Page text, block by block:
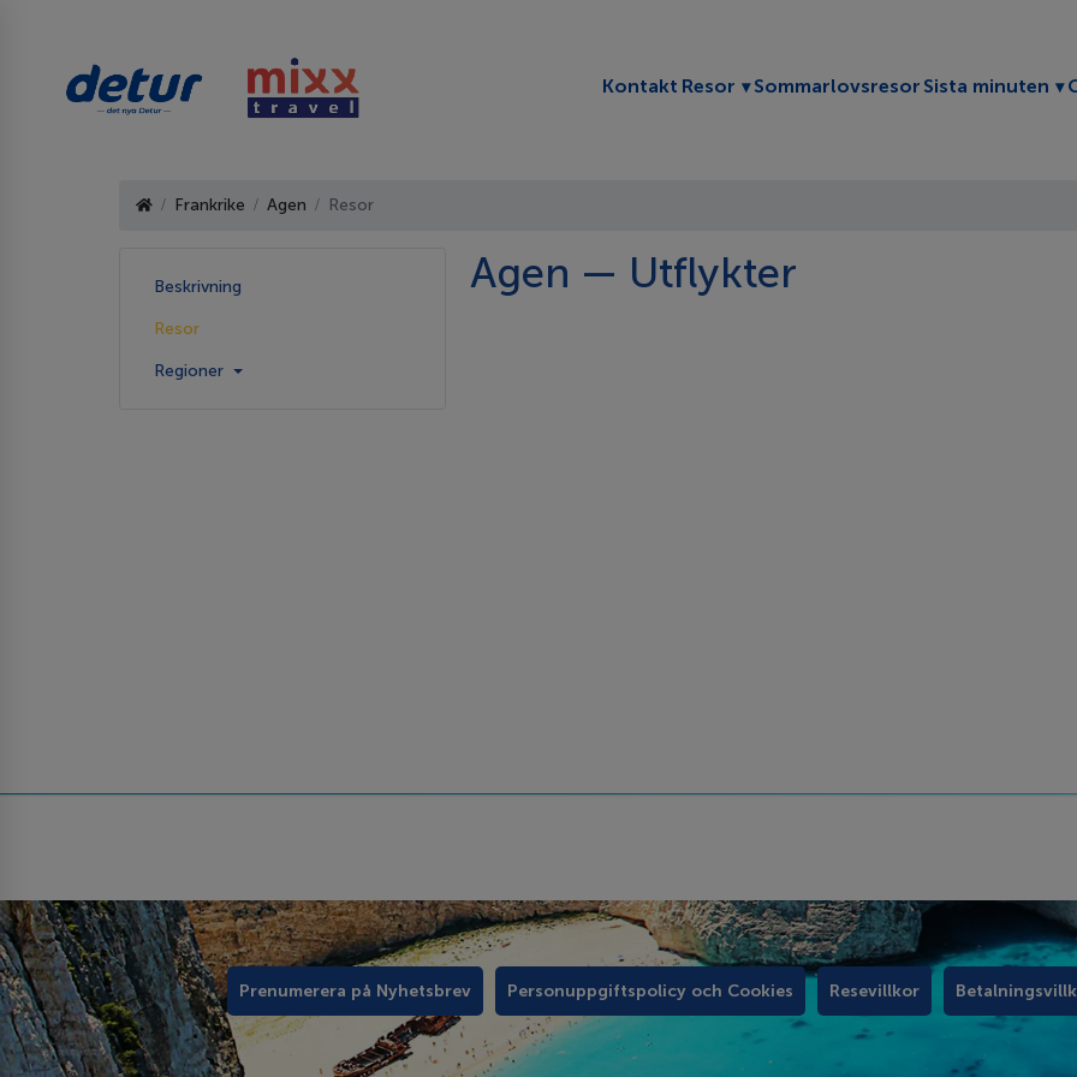
Kontakt Resor Toggle submenu
Sommarlovsresor Sista minuten
Frankrike Agen Resor
Beskrivning
Resor
Regioner
Agen — Utflykter
Prenumerera på Nyhetsbrev Personuppgiftspolicy och Cookies Resevillkor